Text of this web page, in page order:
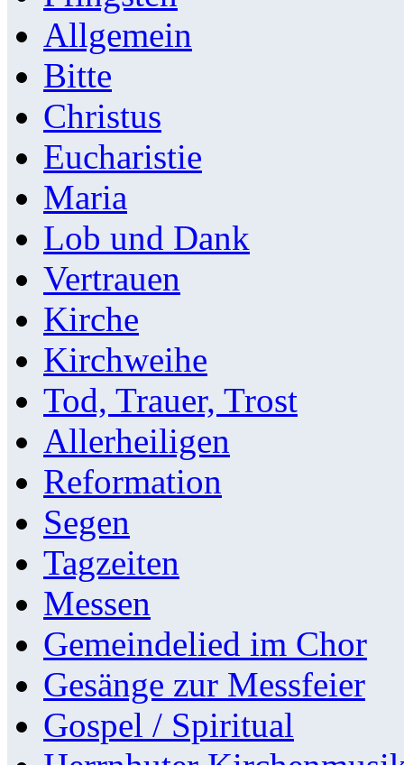
Allgemein
Bitte
Christus
Eucharistie
Maria
Lob und Dank
Vertrauen
Kirche
Kirchweihe
Tod, Trauer, Trost
Allerheiligen
Reformation
Segen
Tagzeiten
Messen
Gemeindelied im Chor
Gesänge zur Messfeier
Gospel / Spiritual